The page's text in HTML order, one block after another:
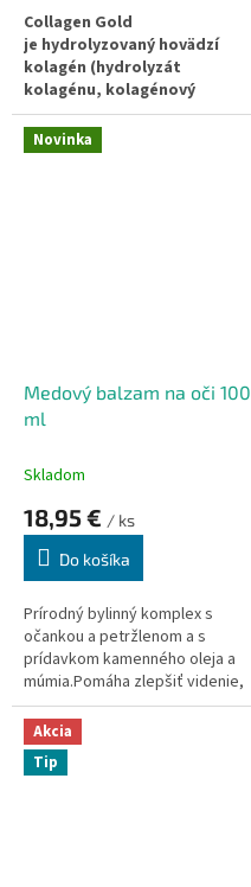
Collagen Gold
je hydrolyzovaný hovädzí
kolagén (hydrolyzát
kolagénu, kolagénový
peptid) od renomovaného
nemeckého výrobcu.
Novinka
Medový balzam na oči 100
ml
Skladom
18,95 € / ks
Do košíka
Prírodný bylinný komplex s
očankou a petržlenom a s
prídavkom kamenného oleja a
múmia.Pomáha zlepšiť videnie,
odstrániť zápaly v oblasti očí a
iné zmeny.
Akcia
Tip